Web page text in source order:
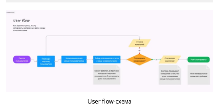
User flow-схема